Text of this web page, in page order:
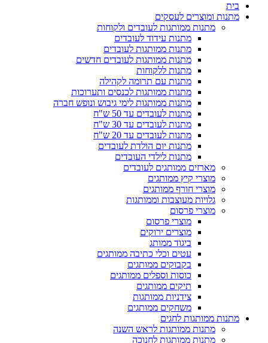
בית
מתנות ומוצרים לעסקים
מתנות ממותגות לעובדים ולקוחות
מתנות עידוד לעובדים
מתנות ממותגות לעובדים
מתנות ממותגות לעובדים חדשים
מתנות ללקוחות
מתנות עם תרומה לקהילה
מתנות ממותגות לכנסים ותערוכות
מתנות ממותגות לימי גיבוש ונופש חברה
מתנות לעובדים עד 50 ש"ח
מתנות לעובדים עד 30 ש"ח
מתנות לעובדים עד 20 ש"ח
מתנות יום הולדת לעובדים
מתנות לילדי העובדים
מארזים ממותגים לעובדים
מוצרי קיץ ממותגים
מוצרי חורף ממותגים
גלויות מעוצבות וממותגות
מוצרי פרסום
מוצרי פרסום
מוצרים ירוקים
ביגוד ממותג
עטים וכלי כתיבה ממותגים
בקבוקים ממותגים
כוסות וספלים ממותגים
תיקים ממותגים
צידניות ממותגות
משחקים ממותגים
מתנות ממותגות לחגים
מתנות ממותגות לראש השנה
מתנות ממותגות לחנוכה